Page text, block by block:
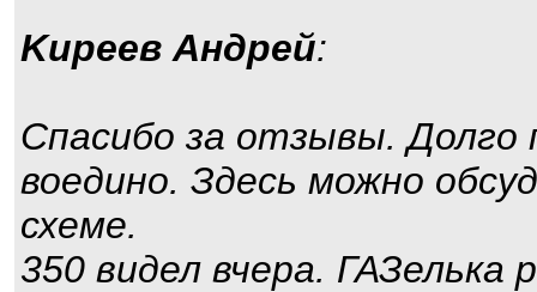
Kиpeeв Aндpeй:
Спасибо за отзывы. Долго
воедино. Здесь можно
схеме.
350 видел вчера. ГАЗелька